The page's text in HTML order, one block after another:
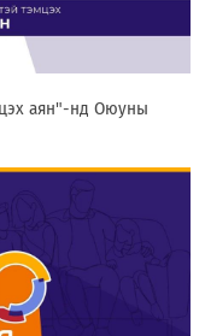
аян"-нд Оюуны